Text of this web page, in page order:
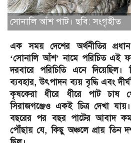
সোনালি আঁশ পাট। ছবি: সংগৃহীত
এক সময় দেশের অর্থনীতির প্রধান
‘সোনালি আঁশ’ নামে পরিচিত এই
দরবারে পরিচিতি এনে দিয়েছিল।
ব্যবহার, উৎপাদন ব্যয় বৃদ্ধি এবং
কৃষকেরা ধীরে ধীরে পাট চাষ
সিরাজগঞ্জেও একই চিত্র দেখা
বছরের পর বছর পাটের আবাদ
পৌঁছায় যে, কিছু অঞ্চলে প্রায় তিন